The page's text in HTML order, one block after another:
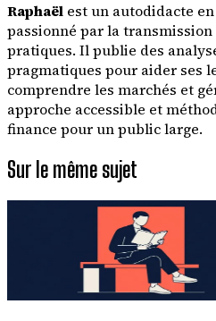
Raphaël est un autodidacte
passionné par la transmission
pratiques. Il publie des
pragmatiques pour aider ses
comprendre les marchés et
approche accessible et
finance pour un public large.
Sur le même sujet